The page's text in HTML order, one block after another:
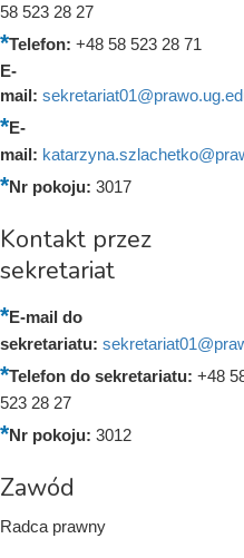
58 523 28 27
Telefon: +48 58 523 28 71
E-
mail:
E-
mail:
Nr pokoju: 3017
Kontakt przez
sekretariat
E-mail do
sekretariatu:
Telefon do sekretariatu: +48
523 28 27
Nr pokoju: 3012
Zawód
Radca prawny